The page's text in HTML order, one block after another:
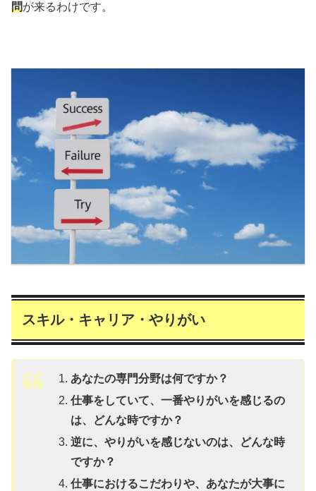
問が来るわけです。
スキル・キャリア・やりがい
あなたの専門分野は何ですか？
仕事をしていて、一番やりがいを感じるの
は、どんな時ですか？
逆に、やりがいを感じないのは、どんな時
ですか？
仕事におけるこだわりや、あなたが大事に